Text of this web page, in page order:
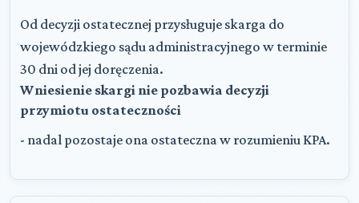
Od decyzji ostatecznej przysługuje skarga do
wojewódzkiego sądu administracyjnego w terminie
30 dni od jej doręczenia.
Wniesienie skargi nie pozbawia decyzji
przymiotu ostateczności
- nadal pozostaje ona ostateczna w rozumieniu KPA.